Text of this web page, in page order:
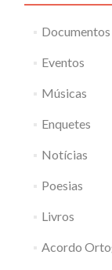
Documentos
Eventos
Músicas
Enquetes
Notícias
Poesias
Livros
Acordo